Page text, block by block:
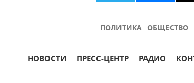
ПОЛИТИКА ОБЩЕСТВО
НОВОСТИ ПРЕСС-ЦЕНТР РАДИО